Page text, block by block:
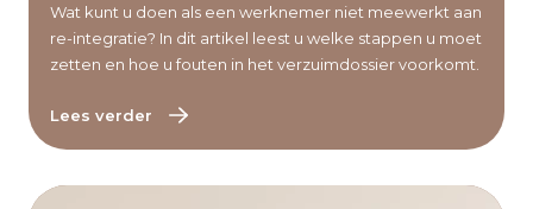
Wat kunt u doen als een werknemer niet meewerkt aan
re-integratie? In dit artikel leest u welke stappen u moet
zetten en hoe u fouten in het verzuimdossier voorkomt.
Lees verder